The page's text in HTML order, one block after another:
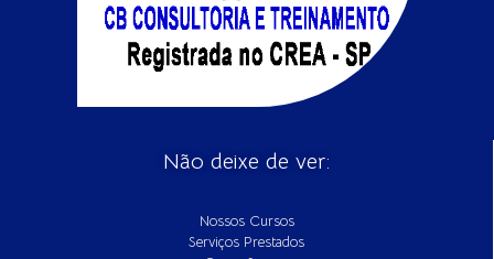
Não deixe de ver:
Nossos Cursos
Serviços Prestados